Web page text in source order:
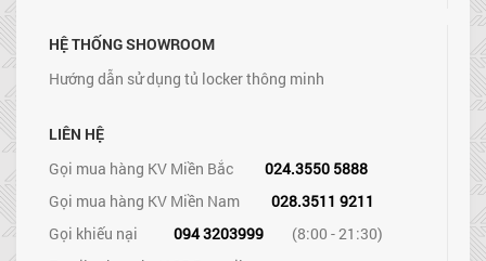
HỆ THỐNG SHOWROOM
Hướng dẫn sử dụng tủ locker thông minh
LIÊN HỆ
Gọi mua hàng KV Miền Bắc
024.3550 5888
Gọi mua hàng KV Miền Nam
028.3511 9211
Gọi khiếu nại
094 3203999
(8:00 - 21:30)